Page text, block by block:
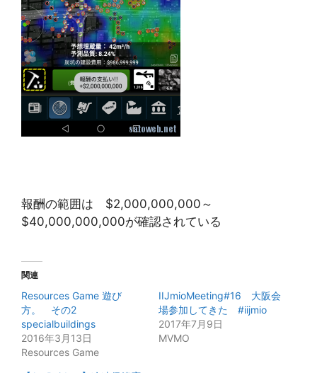
報酬の範囲は $2,000,000,000～
$40,000,000,000が確認されている
関連
Resources Game 遊び
方。 その2
specialbuildings
2016年3月13日
Resources Game
IIJmioMeeting#16 大阪会
場参加してきた #iijmio
2017年7月9日
MVMO